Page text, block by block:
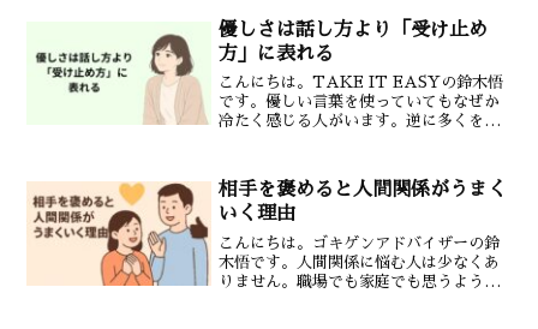
つながっています。だからこそ心と体を
一緒に整えることが健康で...
優しさは話し方より「受け止め
方」に表れる
こんにちは。TAKE IT EASYの鈴木悟
です。優しい言葉を使っていてもなぜか
冷たく感じる人がいます。逆に多くを語
にあります。人は受け止めてもらえると
安心する話を最後...
相手を褒めると人間関係がうまく
いく理由
こんにちは。ゴキゲンアドバイザーの鈴
木悟です。人間関係に悩む人は少なくあ
りません。職場でも家庭でも思うように